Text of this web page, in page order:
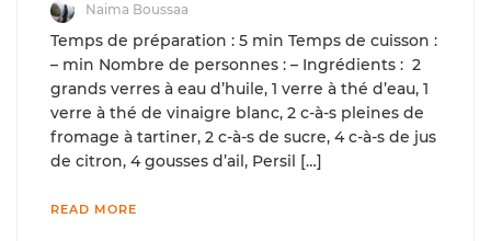
Naima Boussaa
Temps de préparation : 5 min Temps de cuisson :
– min Nombre de personnes : – Ingrédients : 2
grands verres à eau d’huile, 1 verre à thé d’eau, 1
verre à thé de vinaigre blanc, 2 c-à-s pleines de
fromage à tartiner, 2 c-à-s de sucre, 4 c-à-s de jus
de citron, 4 gousses d’ail, Persil […]
READ MORE